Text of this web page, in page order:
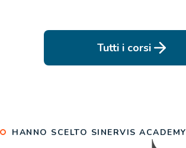
Tutti i corsi
HANNO SCELTO SINERVIS ACADEMY